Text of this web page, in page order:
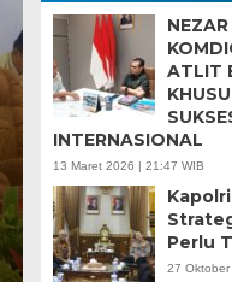
Minggu,
ATLIT
INTERNASIONAL
13 Maret 2026 | 21:47 WIB
Perlu
27